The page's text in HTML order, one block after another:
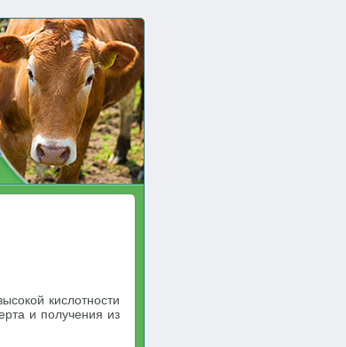
кислотности
и получения из